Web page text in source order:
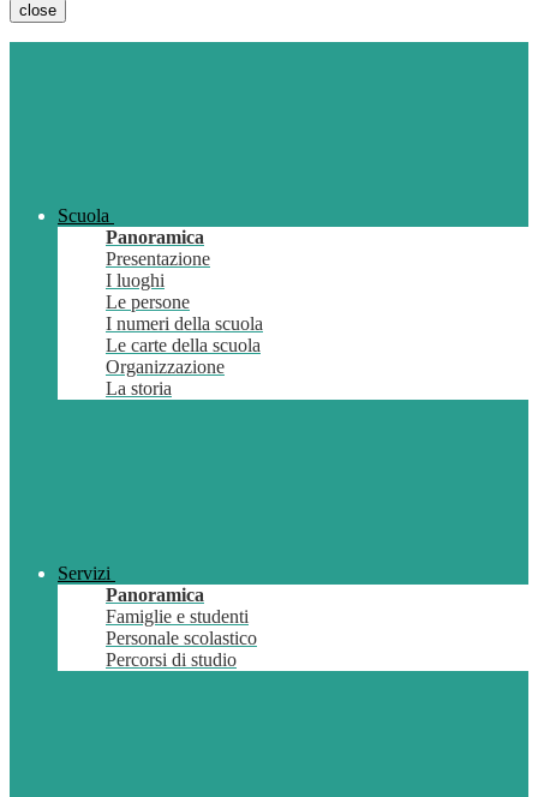
close
Scuola
Panoramica
Presentazione
I luoghi
Le persone
I numeri della scuola
Le carte della scuola
Organizzazione
La storia
Servizi
Panoramica
Famiglie e studenti
Personale scolastico
Percorsi di studio